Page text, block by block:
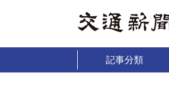
記事分類